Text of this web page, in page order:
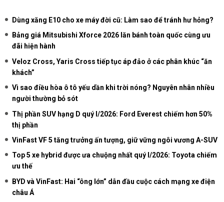
Dùng xăng E10 cho xe máy đời cũ: Làm sao để tránh hư hỏng?
Bảng giá Mitsubishi Xforce 2026 lăn bánh toàn quốc cùng ưu
đãi hiện hành
Veloz Cross, Yaris Cross tiếp tục áp đảo ở các phân khúc “ăn
khách”
Vì sao điều hòa ô tô yếu dần khi trời nóng? Nguyên nhân nhiều
người thường bỏ sót
Thị phần SUV hạng D quý I/2026: Ford Everest chiếm hơn 50%
thị phần
VinFast VF 5 tăng trưởng ấn tượng, giữ vững ngôi vương A-SUV
Top 5 xe hybrid được ưa chuộng nhất quý I/2026: Toyota chiếm
ưu thế
BYD và VinFast: Hai “ông lớn” dẫn đầu cuộc cách mạng xe điện
châu Á